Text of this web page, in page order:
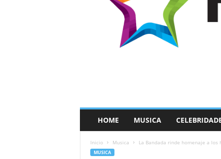
a
HOME MUSICA
Inicio Musica La Bandada rinde homenaje a los
MUSICA